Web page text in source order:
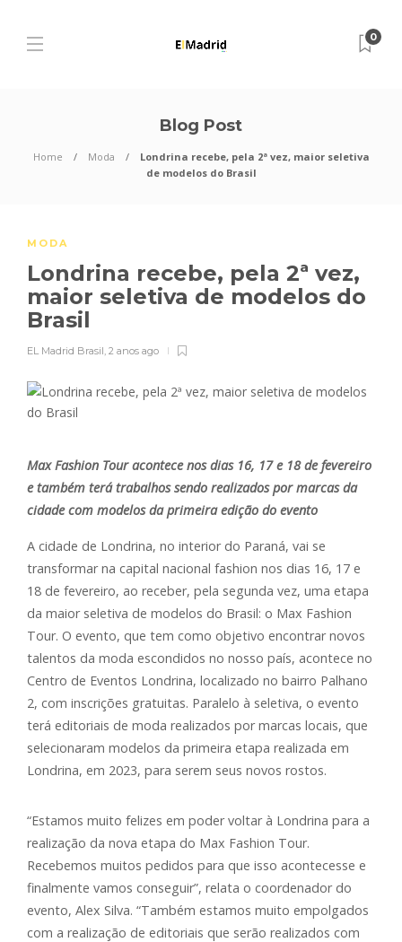
0
Blog Post
Home Moda
Londrina recebe, pela 2ª vez, maior seletiva
de modelos do Brasil
MODA
Londrina recebe, pela 2ª vez,
maior seletiva de modelos do
Brasil
EL Madrid Brasil, 2 anos ago
Max Fashion Tour acontece nos dias 16, 17 e 18 de fevereiro
e também terá trabalhos sendo realizados por marcas da
cidade com modelos da primeira edição do evento
A cidade de Londrina, no interior do Paraná, vai se
transformar na capital nacional fashion nos dias 16, 17 e
18 de fevereiro, ao receber, pela segunda vez, uma etapa
da maior seletiva de modelos do Brasil: o Max Fashion
Tour. O evento, que tem como objetivo encontrar novos
talentos da moda escondidos no nosso país, acontece no
Centro de Eventos Londrina, localizado no bairro Palhano
2, com inscrições gratuitas. Paralelo à seletiva, o evento
terá editoriais de moda realizados por marcas locais, que
selecionaram modelos da primeira etapa realizada em
Londrina, em 2023, para serem seus novos rostos.
“Estamos muito felizes em poder voltar à Londrina para a
realização da nova etapa do Max Fashion Tour.
Recebemos muitos pedidos para que isso acontecesse e
finalmente vamos conseguir”, relata o coordenador do
evento, Alex Silva. “Também estamos muito empolgados
com a realização de editoriais que serão realizados com